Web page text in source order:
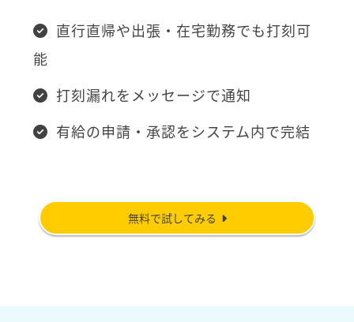
直行直帰や出張・在宅勤務でも打刻可
能
打刻漏れをメッセージで通知
有給の申請・承認をシステム内で完結
無料で試してみる